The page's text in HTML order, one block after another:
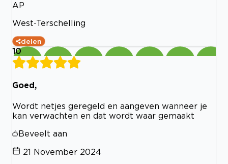
AP
West-Terschelling
delen
10
Goed,
Wordt netjes geregeld en aangeven wanneer je
kan verwachten en dat wordt waar gemaakt
Beveelt aan
21 November 2024